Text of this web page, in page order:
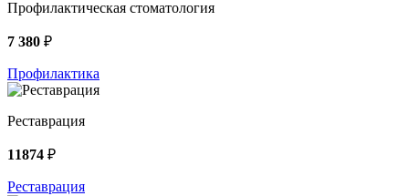
Профилактическая стоматология
7 380 ₽
Профилактика
Реставрация
11874 ₽
Реставрация